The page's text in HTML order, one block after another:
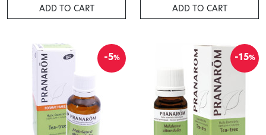
ADD TO CART ADD TO CART
-5% -15%